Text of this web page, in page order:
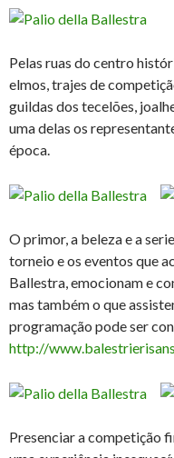
Pelas ruas do centro
elmos, trajes de
guildas dos tecelões,
uma delas os
época.
O primor, a beleza e a
torneio e os eventos que
Ballestra, emocionam e
mas também o que
programação pode ser
http://
Presenciar a competição